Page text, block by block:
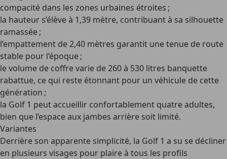
compacité dans les zones urbaines étroites ;
la hauteur s’élève à 1,39 mètre, contribuant à sa silhouette
ramassée ;
l’empattement de 2,40 mètres garantit une tenue de route
stable pour l’époque ;
le volume de coffre varie de 260 à 530 litres banquette
rabattue, ce qui reste étonnant pour un véhicule de cette
génération ;
la Golf 1 peut accueillir confortablement quatre adultes,
bien que l’espace aux jambes arrière soit limité.
Variantes
Derrière son apparente simplicité, la Golf 1 a su se décliner
en plusieurs visages pour plaire à tous les profils